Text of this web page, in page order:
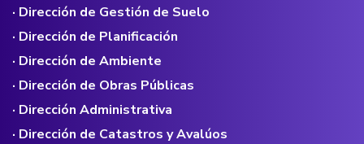
· Dirección de Gestión de Suelo
· Dirección de Planificación
· Dirección de Ambiente
· Dirección de Obras Públicas
· Dirección Administrativa
· Dirección de Catastros y Avalúos